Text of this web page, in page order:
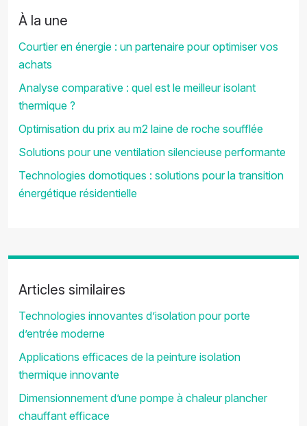
À la une
Courtier en énergie : un partenaire pour optimiser vos
achats
Analyse comparative : quel est le meilleur isolant
thermique ?
Optimisation du prix au m2 laine de roche soufflée
Solutions pour une ventilation silencieuse performante
Technologies domotiques : solutions pour la transition
énergétique résidentielle
Articles similaires
Technologies innovantes d’isolation pour porte
d’entrée moderne
Applications efficaces de la peinture isolation
thermique innovante
Dimensionnement d’une pompe à chaleur plancher
chauffant efficace